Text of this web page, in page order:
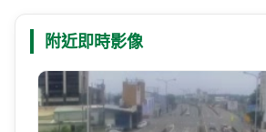
附近即時影像